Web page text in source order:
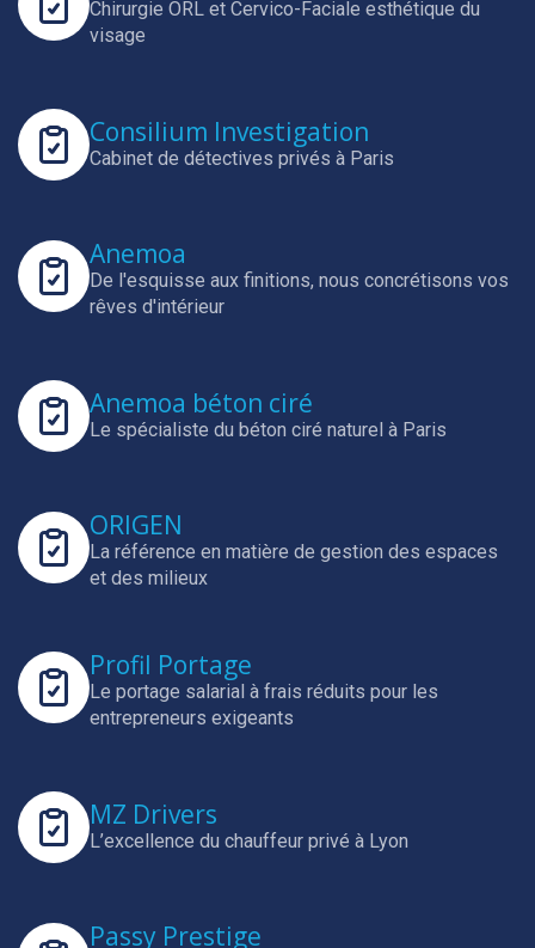
Chirurgie ORL et Cervico-Faciale esthétique du
visage
Consilium Investigation
Cabinet de détectives privés à Paris
Anemoa
De l'esquisse aux finitions, nous concrétisons vos
rêves d'intérieur
Anemoa béton ciré
Le spécialiste du béton ciré naturel à Paris
ORIGEN
La référence en matière de gestion des espaces
et des milieux
Profil Portage
Le portage salarial à frais réduits pour les
entrepreneurs exigeants
MZ Drivers
L’excellence du chauffeur privé à Lyon
Passy Prestige